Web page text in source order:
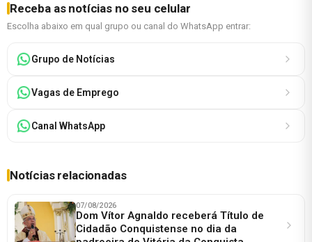
Receba as notícias no seu celular
Escolha abaixo em qual grupo ou canal do WhatsApp entrar:
Grupo de Notícias
Vagas de Emprego
Canal WhatsApp
Notícias relacionadas
07/08/2026
Dom Vítor Agnaldo receberá Título de
Cidadão Conquistense no dia da